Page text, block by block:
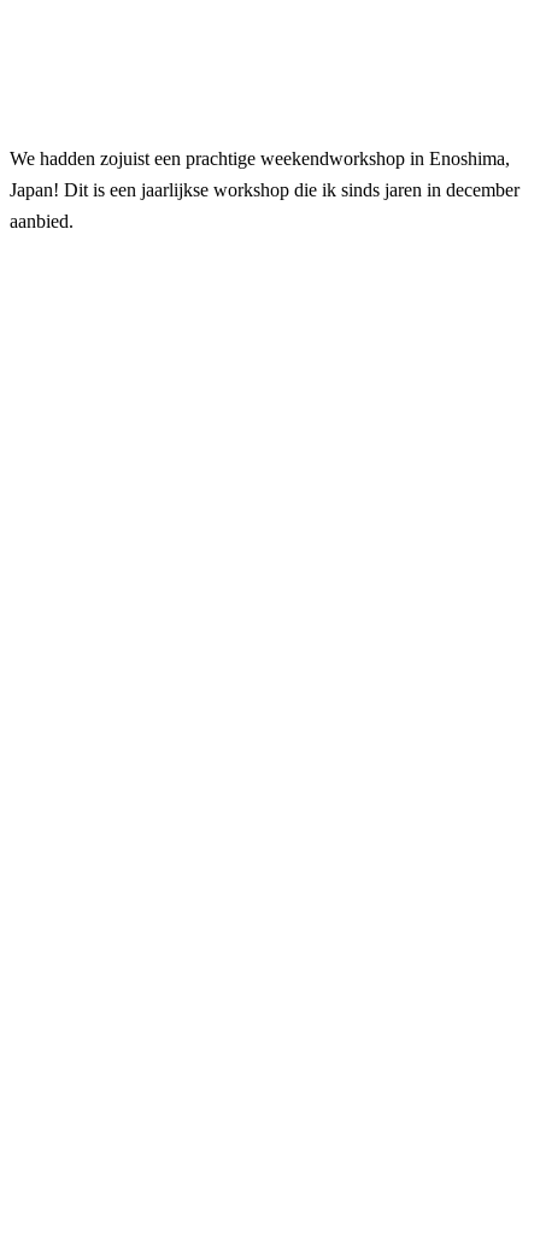
We hadden zojuist een prachtige weekendworkshop in Enoshima,
Japan! Dit is een jaarlijkse workshop die ik sinds jaren in december
aanbied.